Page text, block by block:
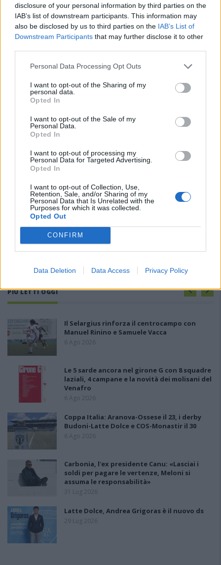
disclosure of your personal information by third parties on the
IAB’s list of downstream participants. This information may
also be disclosed by us to third parties on the IAB’s List of
Downstream Participants that may further disclose it to other
Personal Data Processing Opt Outs
I want to opt-out of the Sharing of my
personal data.
Opted In
I want to opt-out of the Sale of my
Personal Data.
Opted In
I want to opt-out of processing my
Personal Data for Targeted Advertising.
Opted In
I want to opt-out of Collection, Use,
Retention, Sale, and/or Sharing of my
Personal Data that Is Unrelated with the
Purposes for which it was collected.
Opted Out
CONFIRM
Data Deletion Data Access Privacy Policy
PIÙ LETTI OGGI
Il Selargius rinforza il centrocampo con
Manuel Rinino e Samuele Vacca
6 Ago 2026
Le 5 sarde ancora nel girone G con 8 squadre
laziali, 4 campane e la novità dei molisani del
Venafro
6 Ago 2026
Coppa Italia: Aranova-Ossese il 23, i derby
Budoni-Latte Dolce e COS-Monastir il 30
6 Ago 2026
Carbonia, l'ex presidente Canu: «Lasciai i
soldi per pagare le vertenze, Meloni si
assuma le responsabilità»
31 Lug 2026
Latte Dolce, Andrea Grigoras è il nuovo ds
29 Lug 2026